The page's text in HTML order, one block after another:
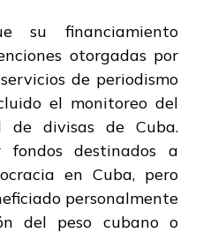
su financiamiento
otorgadas por
de periodismo
el monitoreo del
de divisas de Cuba.
fondos destinados a
en Cuba, pero
personalmente
del peso cubano o